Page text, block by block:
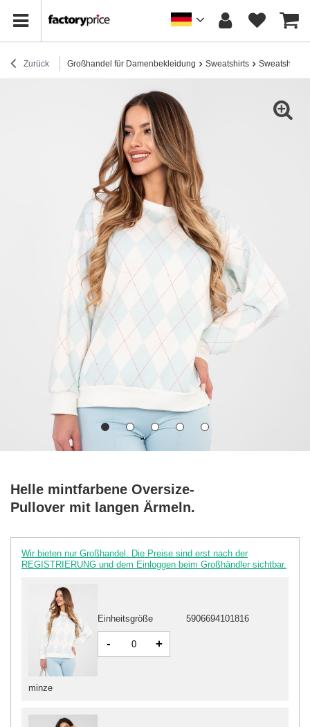
Zurück Großhandel für Damenbekleidung Sweatshirts Sweatshirts
Helle mintfarbene Oversize-
Pullover mit langen Ärmeln.
Wir bieten nur Großhandel. Die Preise sind erst nach der
REGISTRIERUNG und dem Einloggen beim Großhändler sichtbar.
minze
Einheitsgröße 5906694101816
- +